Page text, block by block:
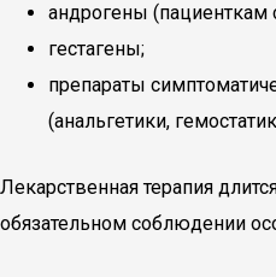
андрогены (пациенткам
гестагены;
препараты
(анальгетики,
Лекарственная терапия
обязательном соблюдении